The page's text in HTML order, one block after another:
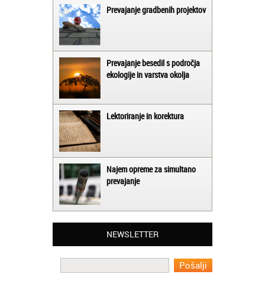
Prevajanje gradbenih projektov
Prevajanje besedil s področja
ekologije in varstva okolja
Lektoriranje in korektura
Najem opreme za simultano
prevajanje
NEWSLETTER
Matjaž iz Ajdovščine:
Lahko pohvalim vse zaposlene v Akademiji
Oxford, ker so resnično profesionalni in
prevajalske storitve opravljajo hitro in
učinkoviti.